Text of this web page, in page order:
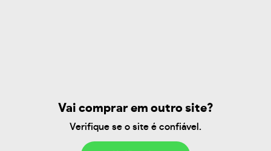
Vai comprar em outro site?
Verifique se o site é confiável.